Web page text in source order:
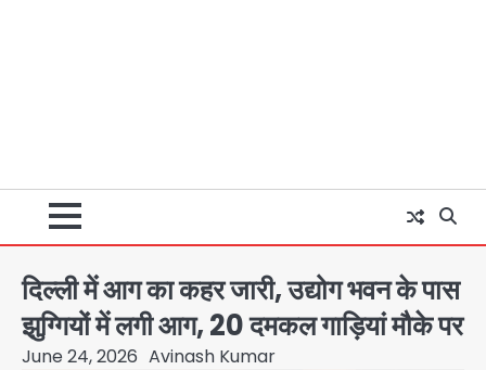
दिल्ली में आग का कहर जारी, उद्योग भवन के पास
झुग्गियों में लगी आग, 20 दमकल गाड़ियां मौके पर
June 24, 2026 Avinash Kumar